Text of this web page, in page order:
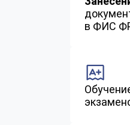
в ФИС